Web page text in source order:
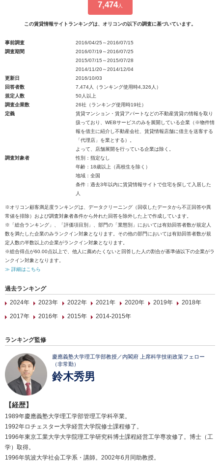
7,474人
この賃貸情報サイトランキングは、オリコンの以下の調査に基づいています。
事前調査
2016/04/25～2016/07/15
調査期間
2016/07/19～2016/07/25
2015/07/15～2015/07/28
2014/11/20～2014/12/04
更新日
2016/10/03
回答者数
7,474人（ランキング使用時4,326人）
規定人数
50人以上
調査企業数
26社（ランキング使用時19社）
定義
賃貸マンション・賃貸アパートなどの不動産賃貸の情報を取り
扱っており、WEBサービスのみを展開している企業（※物件情
報を借主に紹介し不動産会社、賃貸情報店舗に借主を送客する
「代理店」を業とする）。
よって、店舗展開を行っている企業は除く。
調査対象者
性別：指定なし
年齢：18歳以上（高校生を除く）
地域：全国
条件：過去3年以内に賃貸情報サイトで住宅を探して入居した
人
※オリコン顧客満足度ランキングは、データクリーニング（回収したデータから不正回答や異
常値を排除）および調査対象者条件から外れた回答を除外した上で作成しています。
※「総合ランキング」、「評価項目別」、部門の「業態別」においては有効回答者数が規定人
数を満たした企業のみランクイン対象となります。その他の部門においては有効回答者数が規
定人数の半数以上の企業がランクイン対象となります。
※総合得点が60.00点以上で、他人に薦めたくないと回答した人の割合が基準値以下の企業がラ
ンクイン対象となります。
≫ 詳細はこちら
過去ランキング
2024年
2023年 2022年 2021年 2020年 2019年
2018年
2017年
2016年 2015年 2014-2015年
ランキング監修
慶應義塾大学理工学部教授／内閣府 上席科学技術政策フェロー
（非常勤）
鈴木秀男
【経歴】
1989年慶應義塾大学理工学部管理工学科卒業。
1992年ロチェスター大学経営大学院修士課程修了。
1996年東京工業大学大学院理工学研究科博士課程経営工学専攻修了。博士（工
学）取得。
1996年筑波大学社会工学系・講師。2002年6月同助教授。